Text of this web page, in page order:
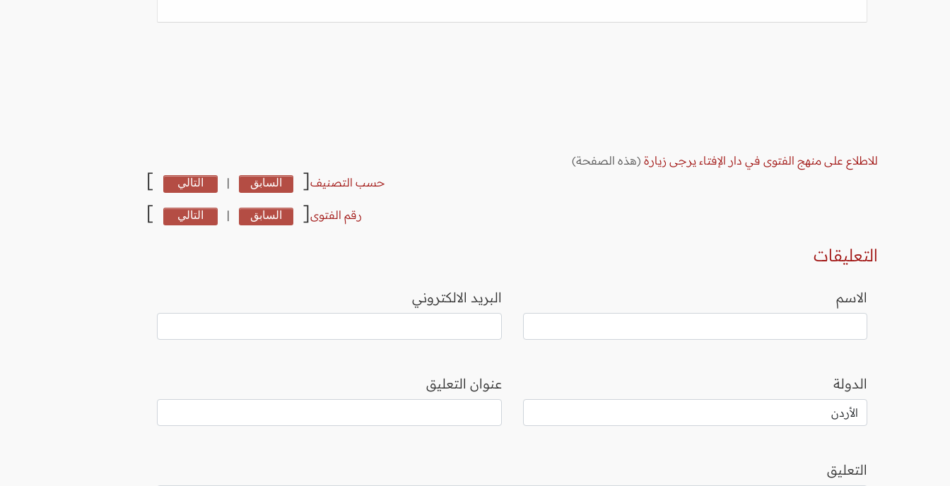
للاطلاع على منهج الفتوى في دار الإفتاء يرجى زيارة (هذه الصفحة)
حسب التصنيف[ السابق | التالي ]
رقم الفتوى[ السابق | التالي ]
التعليقات
الاسم البريد الالكتروني
الدولة عنوان التعليق
التعليق